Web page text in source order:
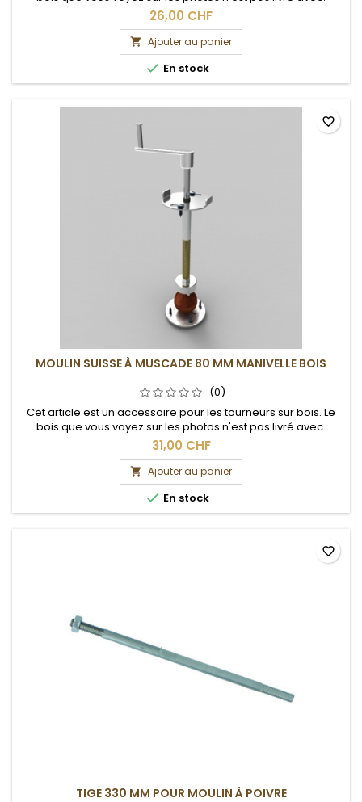
26,00 CHF
 Ajouter au panier
 En stock
MOULIN SUISSE À MUSCADE 80 MM MANIVELLE BOIS
(0)
Cet article est un accessoire pour les tourneurs sur bois. Le
bois que vous voyez sur les photos n'est pas livré avec.
31,00 CHF
 Ajouter au panier
 En stock
favorite_border
TIGE 330 MM POUR MOULIN À POIVRE
favorite_border